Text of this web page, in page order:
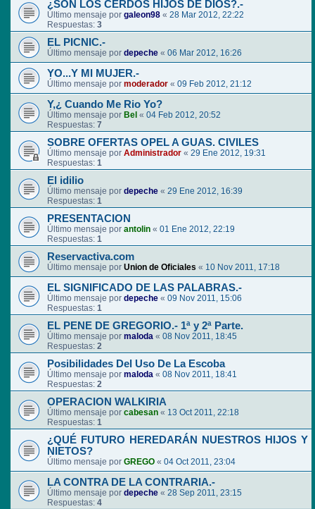
¿SON LOS CERDOS HIJOS DE DIOS?.-
Último mensaje por galeon98 « 28 Mar 2012, 22:22
Respuestas: 3
EL PICNIC.-
Último mensaje por depeche « 06 Mar 2012, 16:26
YO...Y MI MUJER.-
Último mensaje por moderador « 09 Feb 2012, 21:12
Y,¿ Cuando Me Rio Yo?
Último mensaje por Bel « 04 Feb 2012, 20:52
Respuestas: 7
SOBRE OFERTAS OPEL A GUAS. CIVILES
Último mensaje por Administrador « 29 Ene 2012, 19:31
Respuestas: 1
El idilio
Último mensaje por depeche « 29 Ene 2012, 16:39
Respuestas: 1
PRESENTACION
Último mensaje por antolin « 01 Ene 2012, 22:19
Respuestas: 1
Reservactiva.com
Último mensaje por Union de Oficiales « 10 Nov 2011, 17:18
EL SIGNIFICADO DE LAS PALABRAS.-
Último mensaje por depeche « 09 Nov 2011, 15:06
Respuestas: 1
EL PENE DE GREGORIO.- 1ª y 2ª Parte.
Último mensaje por maloda « 08 Nov 2011, 18:45
Respuestas: 2
Posibilidades Del Uso De La Escoba
Último mensaje por maloda « 08 Nov 2011, 18:41
Respuestas: 2
OPERACION WALKIRIA
Último mensaje por cabesan « 13 Oct 2011, 22:18
Respuestas: 1
¿QUÉ FUTURO HEREDARÁN NUESTROS HIJOS Y
NIETOS?
Último mensaje por GREGO « 04 Oct 2011, 23:04
LA CONTRA DE LA CONTRARIA.-
Último mensaje por depeche « 28 Sep 2011, 23:15
Respuestas: 4